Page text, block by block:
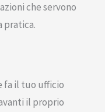
che servono
pratica.
fa il tuo ufficio
il proprio